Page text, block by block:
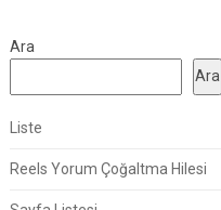
Ara
Ara
Liste
Reels Yorum Çoğaltma Hilesi